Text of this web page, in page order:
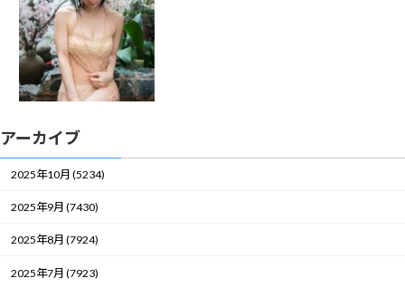
アーカイブ
2025年10月 (5234)
2025年9月 (7430)
2025年8月 (7924)
2025年7月 (7923)